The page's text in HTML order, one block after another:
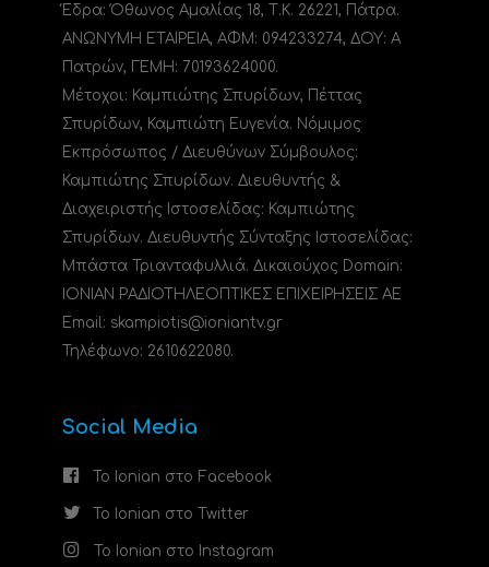
Έδρα: Όθωνος Αμαλίας 18, Τ.Κ. 26221, Πάτρα.
ΑΝΩΝΥΜΗ ΕΤΑΙΡΕΙΑ, ΑΦΜ: 094233274, ΔΟΥ: A
Πατρών, ΓΕΜΗ: 70193624000.
Μέτοχοι: Καμπιώτης Σπυρίδων, Πέττας
Σπυρίδων, Καμπιώτη Ευγενία. Νόμιμος
Εκπρόσωπος / Διευθύνων Σύμβουλος:
Καμπιώτης Σπυρίδων. Διευθυντής &
Διαχειριστής Ιστοσελίδας: Καμπιώτης
Σπυρίδων. Διευθυντής Σύνταξης Ιστοσελίδας:
Μπάστα Τριανταφυλλιά. Δικαιούχος Domain:
ΙΟΝΙΑΝ ΡΑΔΙΟΤΗΛΕΟΠΤΙΚΕΣ ΕΠΙΧΕΙΡΗΣΕΙΣ ΑΕ
Email: skampiotis@ioniantv.gr
Τηλέφωνο: 2610622080.
Social Media
Το Ionian στο Facebook
Το Ionian στο Twitter
Το Ionian στο Instagram